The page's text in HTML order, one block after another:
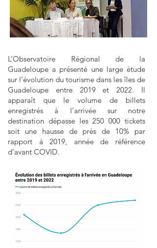
L’Observatoire Régional de la
Guadeloupe a présenté une large étude
sur l’évolution du tourisme dans les îles de
Guadeloupe entre 2019 et 2022. Il
apparaît que le volume de billets
enregistrés à l’arrivée sur notre
destination dépasse les 250 000 tickets
soit une hausse de près de 10% par
rapport à 2019, année de référence
d’avant COVID.